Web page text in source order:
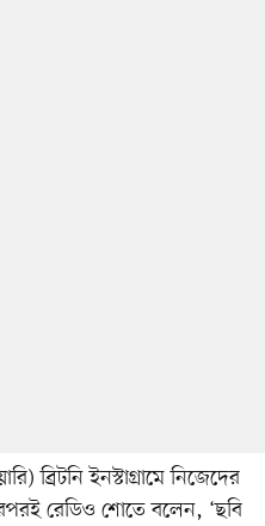
ব্রিটনি ইনস্টাগ্রামে নিজেদের
রেডিও শোতে বলেন, ‘ছবি